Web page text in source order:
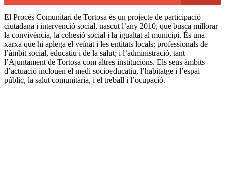
El Procés Comunitari de Tortosa és un projecte de participació
ciutadana i intervenció social, nascut l’any 2010, que busca millorar
la convivència, la cohesió social i la igualtat al municipi. És una
xarxa que hi aplega el veïnat i les entitats locals; professionals de
l’àmbit social, educatiu i de la salut; i l’administració, tant
l’Ajuntament de Tortosa com altres institucions. Els seus àmbits
d’actuació inclouen el medi socioeducatiu, l’habitatge i l’espai
públic, la salut comunitària, i el treball i l’ocupació.